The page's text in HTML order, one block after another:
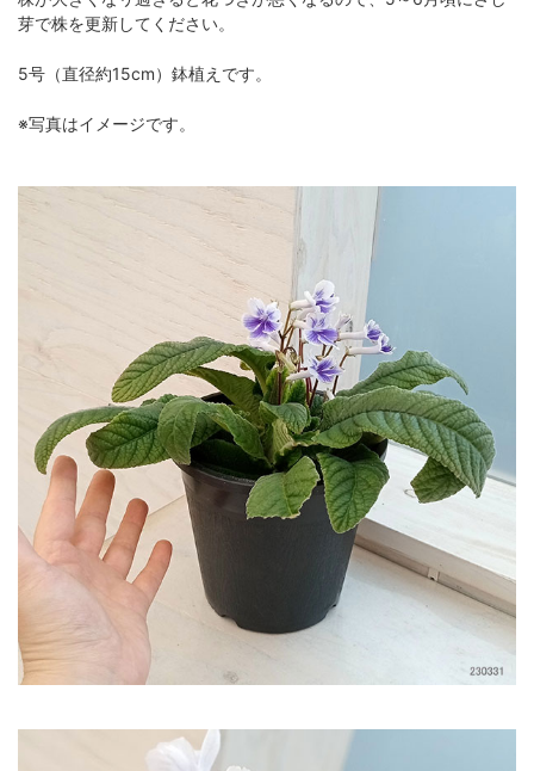
芽で株を更新してください。
5号（直径約15cm）鉢植えです。
※写真はイメージです。